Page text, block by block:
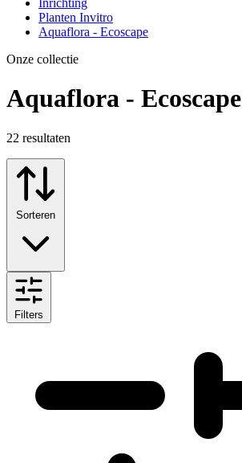
Inrichting
Planten Invitro
Aquaflora - Ecoscape
Onze collectie
Aquaflora - Ecoscape
22 resultaten
Sorteren
Filters